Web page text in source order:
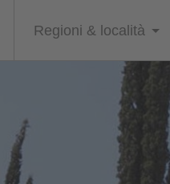
Regioni & località